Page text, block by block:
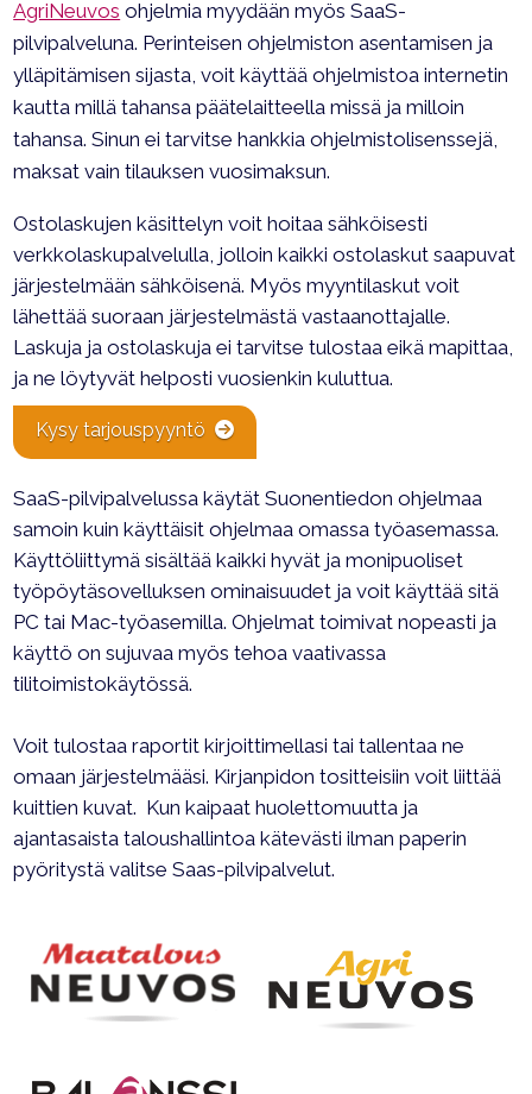
AgriNeuvos ohjelmia myydään myös SaaS-
pilvipalveluna. Perinteisen ohjelmiston asentamisen ja
ylläpitämisen sijasta, voit käyttää ohjelmistoa internetin
kautta millä tahansa päätelaitteella missä ja milloin
tahansa. Sinun ei tarvitse hankkia ohjelmistolisenssejä,
maksat vain tilauksen vuosimaksun.
Ostolaskujen käsittelyn voit hoitaa sähköisesti
verkkolaskupalvelulla, jolloin kaikki ostolaskut saapuvat
järjestelmään sähköisenä. Myös myyntilaskut voit
lähettää suoraan järjestelmästä vastaanottajalle.
Laskuja ja ostolaskuja ei tarvitse tulostaa eikä mapittaa,
ja ne löytyvät helposti vuosienkin kuluttua.
Kysy tarjouspyyntö
SaaS-pilvipalvelussa käytät Suonentiedon ohjelmaa
samoin kuin käyttäisit ohjelmaa omassa työasemassa.
Käyttöliittymä sisältää kaikki hyvät ja monipuoliset
työpöytäsovelluksen ominaisuudet ja voit käyttää sitä
PC tai Mac-työasemilla. Ohjelmat toimivat nopeasti ja
käyttö on sujuvaa myös tehoa vaativassa
tilitoimistokäytössä.
Voit tulostaa raportit kirjoittimellasi tai tallentaa ne
omaan järjestelmääsi. Kirjanpidon tositteisiin voit liittää
kuittien kuvat. Kun kaipaat huolettomuutta ja
ajantasaista taloushallintoa kätevästi ilman paperin
pyöritystä valitse Saas-pilvipalvelut.